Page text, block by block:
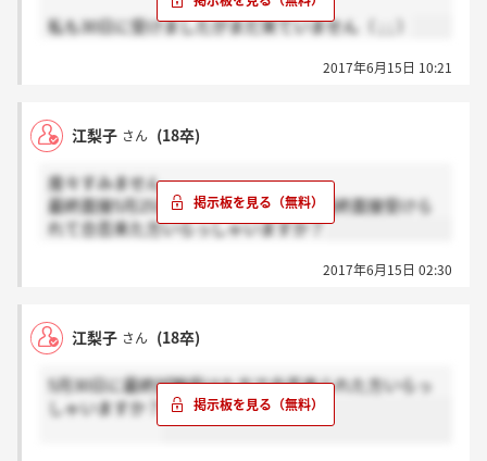
私も30日に受けましたがまだ来ていません（ ; ; ）
2017年6月15日 10:21
江梨子 さん (18卒)
度々すみません。
最終面接5月25日でした。この日程で最終面接受けら
れて合否来た方いらっしゃいますか？
2017年6月15日 02:30
江梨子 さん (18卒)
5月30日に最終試験受けた方で合否来られた方いらっ
しゃいますか？